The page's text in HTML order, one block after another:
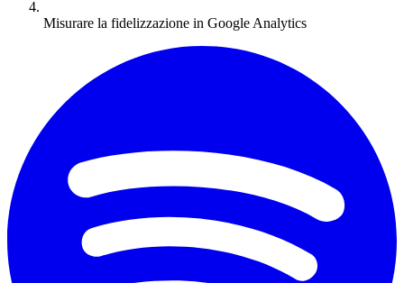
Misurare la fidelizzazione in Google Analytics